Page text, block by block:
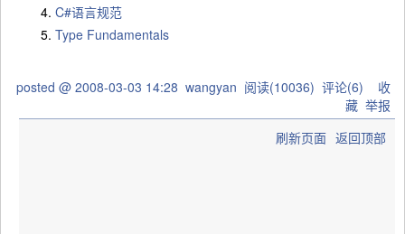
C#语言规范
Type Fundamentals
posted @ 2008-03-03 14:28 wangyan 阅读(10036) 评论(6) 收
藏 举报
刷新页面 返回顶部